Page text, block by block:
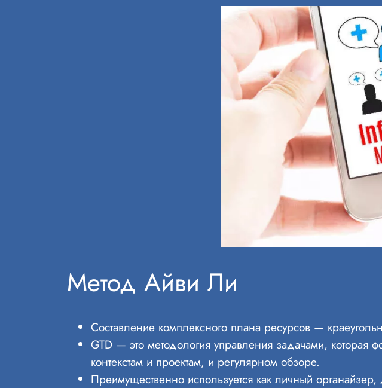
Метод Айви Ли
Составление комплексного плана ресурсов —
GTD — это методология управления задачами, которая
контекстам и проектам, и регулярном обзоре.
Преимущественно используется как личный